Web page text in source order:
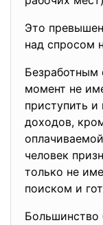
Это
над спросом
Безработным
момент не
приступить
доходов,
человек
только не
поиском и
Большинство